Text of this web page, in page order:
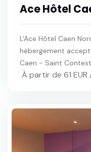
Ace Hôtel
L'Ace Hôtel Caen
hébergement
Caen - Saint
À partir de 61 EUR